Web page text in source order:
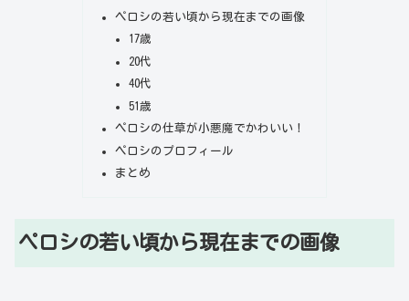
ペロシの若い頃から現在までの画像
17歳
20代
40代
51歳
ペロシの仕草が小悪魔でかわいい！
ペロシのプロフィール
まとめ
ペロシの若い頃から現在までの画像